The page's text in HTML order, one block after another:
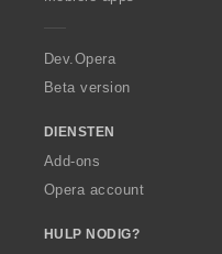
a
Dev.Opera
Beta version
DIENSTEN
Add-ons
Opera account
HULP NODIG?